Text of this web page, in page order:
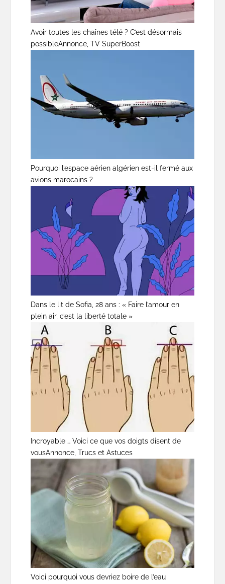
Avoir toutes les chaînes télé ? C’est désormais
possibleAnnonce, TV SuperBoost
Pourquoi l’espace aérien algérien est-il fermé aux
avions marocains ?
Dans le lit de Sofia, 28 ans : « Faire l’amour en
plein air, c’est la liberté totale »
Incroyable … Voici ce que vos doigts disent de
vousAnnonce, Trucs et Astuces
Voici pourquoi vous devriez boire de l’eau